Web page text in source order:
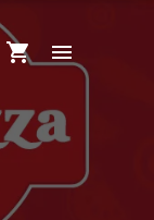
shopping_cart menu